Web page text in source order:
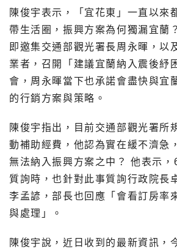
陳俊宇表示，「宜花東」一直以來
帶生活圈，振興方案為何獨漏宜蘭
即邀集交通部觀光署長周永暉，以
業者，召開「建議宜蘭納入震後紓
會，周永暉當下也承諾會盡快與宜
的行銷方案與策略。
陳俊宇指出，目前交通部觀光署所
動補助經費，他認為實在緩不濟急
無法納入振興方案之中？ 他表示，
質詢時，也針對此事質詢行政院長
李孟諺，部長也回應「會看訂房率
與處理」。
陳俊宇說，近日收到的最新資訊，